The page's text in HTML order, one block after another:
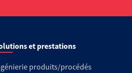
et prestations
produits/procédés